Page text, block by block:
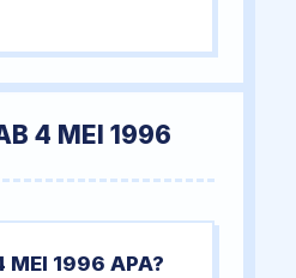
4 MEI 1996
MEI 1996 APA?